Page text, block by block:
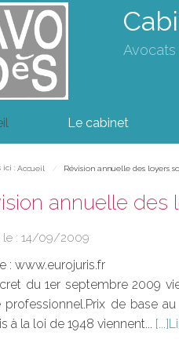
Le cabinet
ici : Accueil Révision annuelle des loyers
annuelle des
: 14/09/2009
: www.eurojuris.fr
du 1er septembre 2009
professionnel.Prix de base
à la loi de 1948 viennent...